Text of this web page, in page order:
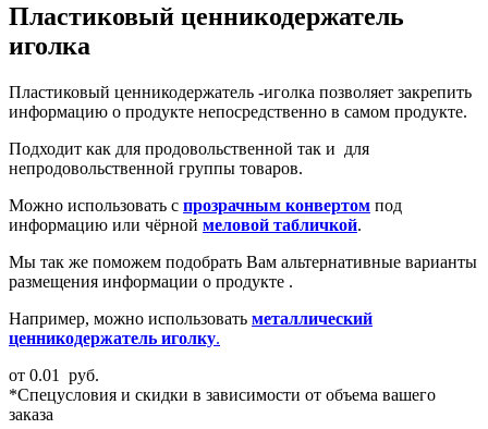
Пластиковый ценникодержатель
иголка
Пластиковый ценникодержатель -иголка позволяет закрепить
информацию о продукте непосредственно в самом продукте.
Подходит как для продовольственной так и для
непродовольственной группы товаров.
Можно использовать с прозрачным конвертом под
информацию или чёрной меловой табличкой.
Мы так же поможем подобрать Вам альтернативные варианты
размещения информации о продукте .
Например, можно использовать металлический
ценникодержатель иголку.
от 0.01
руб.
*Спецусловия и скидки в зависимости от объема вашего
заказа